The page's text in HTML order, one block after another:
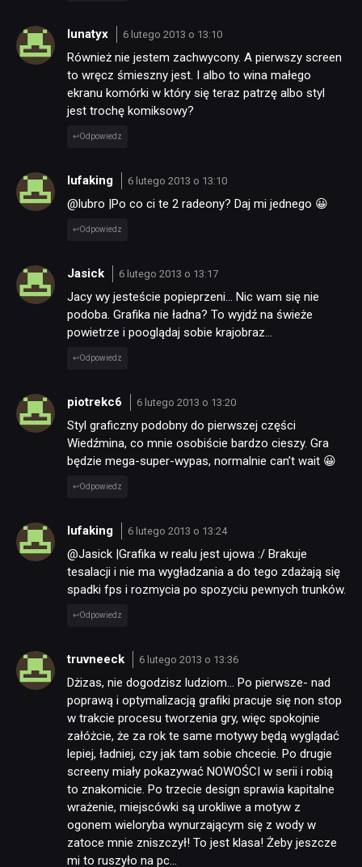
lunatyx 6 lutego 2013 o 13:10
Również nie jestem zachwycony. A pierwszy screen
to wręcz śmieszny jest. I albo to wina małego
ekranu komórki w który się teraz patrzę albo styl
jest trochę komiksowy?
Odpowiedz
lufaking 6 lutego 2013 o 13:10
@lubro |Po co ci te 2 radeony? Daj mi jednego 😀
Odpowiedz
Jasick 6 lutego 2013 o 13:17
Jacy wy jesteście popieprzeni… Nic wam się nie
podoba. Grafika nie ładna? To wyjdź na świeże
powietrze i pooglądaj sobie krajobraz…
Odpowiedz
piotrekc6 6 lutego 2013 o 13:20
Styl graficzny podobny do pierwszej części
Wiedźmina, co mnie osobiście bardzo cieszy. Gra
będzie mega-super-wypas, normalnie can’t wait 😀
Odpowiedz
lufaking 6 lutego 2013 o 13:24
@Jasick |Grafika w realu jest ujowa :/ Brakuje
tesalacji i nie ma wygładzania a do tego zdażają się
spadki fps i rozmycia po spozyciu pewnych trunków.
Odpowiedz
truvneeck 6 lutego 2013 o 13:36
Dżizas, nie dogodzisz ludziom… Po pierwsze- nad
poprawą i optymalizacją grafiki pracuje się non stop
w trakcie procesu tworzenia gry, więc spokojnie
załóżcie, że za rok te same motywy będą wyglądać
lepiej, ładniej, czy jak tam sobie chcecie. Po drugie
screeny miały pokazywać NOWOŚCI w serii i robią
to znakomicie. Po trzecie design sprawia kapitalne
wrażenie, miejscówki są urokliwe a motyw z
ogonem wieloryba wynurzającym się z wody w
zatoce mnie zniszczył! To jest klasa! Żeby jeszcze
mi to ruszyło na pc…